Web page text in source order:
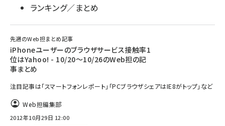
ランキング／まとめ
先週のWeb担まとめ記事
iPhoneユーザーのブラウザサービス接触率1
位はYahoo! - 10/20～10/26のWeb担の記
事まとめ
注目記事は「スマートフォンレポート」「PCブラウザシェアはIE8がトップ」など
Web担編集部
2012年10月29日 12:00